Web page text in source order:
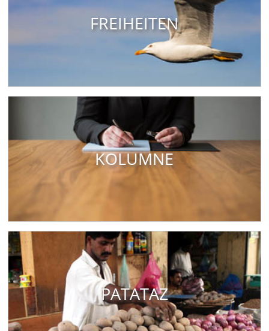
FREIHEITEN
KOLUMNE
PATATAZ